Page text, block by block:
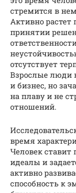
стремится в
Активно растет
принятии
отсутствует
Взрослые люди
и бизнес, но
на плаву и не
отношений.
время
Человек
идеалы и
активно
способность к